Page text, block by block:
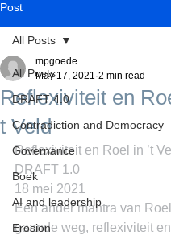
Post
All Posts
DRAFT 4.0
Contradiction and Democracy
Governance
Boek
AI and leadership
Erosion
All Posts
Reflexiviteit en
t Veld
mpgoede
May 17, 2021 2 min read
Reflexiviteit en Roel in ’t
DRAFT 1.0
18 mei 2021
Een ander mantra van
gaande weg, reflexiviteit